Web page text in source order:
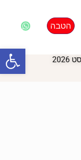
הטבה
פתח